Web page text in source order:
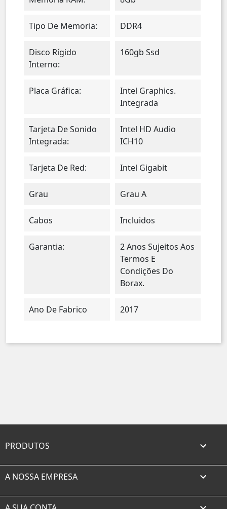
Tipo De Memoria: DDR4
Disco Rígido
Interno:
160gb Ssd
Placa Gráfica:
Intel Graphics.
Integrada
Tarjeta De Sonido
Integrada:
Intel HD Audio
ICH10
Tarjeta De Red: Intel Gigabit
Grau Grau A
Cabos Incluidos
Garantia:
2 Anos Sujeitos Aos
Termos E
Condições Do
Borax.
Ano De Fabrico 2017
PRODUTOS 
A NOSSA EMPRESA 